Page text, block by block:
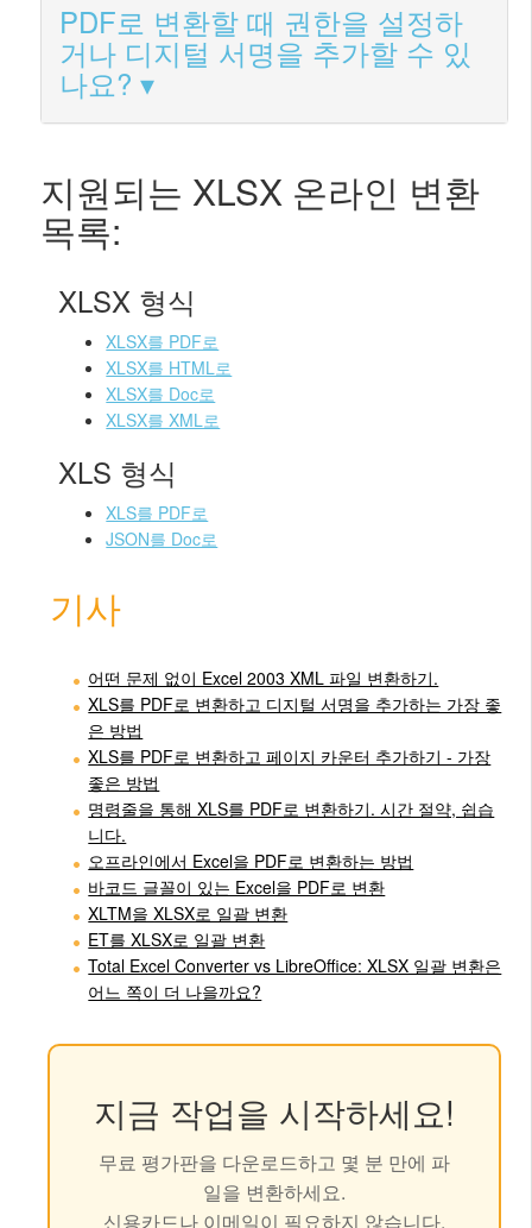
PDF로 변환할 때 권한을 설정하
거나 디지털 서명을 추가할 수 있
나요?
지원되는 XLSX 온라인 변환
목록:
XLSX 형식
XLSX를 PDF로
XLSX를 HTML로
XLSX를 Doc로
XLSX를 XML로
XLS 형식
XLS를 PDF로
JSON를 Doc로
기사
어떤 문제 없이 Excel 2003 XML 파일 변환하기.
XLS를 PDF로 변환하고 디지털 서명을 추가하는 가장 좋
은 방법
XLS를 PDF로 변환하고 페이지 카운터 추가하기 - 가장
좋은 방법
명령줄을 통해 XLS를 PDF로 변환하기. 시간 절약, 쉽습
니다.
오프라인에서 Excel을 PDF로 변환하는 방법
바코드 글꼴이 있는 Excel을 PDF로 변환
XLTM을 XLSX로 일괄 변환
ET를 XLSX로 일괄 변환
Total Excel Converter vs LibreOffice: XLSX 일괄 변환은
어느 쪽이 더 나을까요?
지금 작업을 시작하세요!
무료 평가판을 다운로드하고 몇 분 만에 파
일을 변환하세요.
신용카드나 이메일이 필요하지 않습니다.